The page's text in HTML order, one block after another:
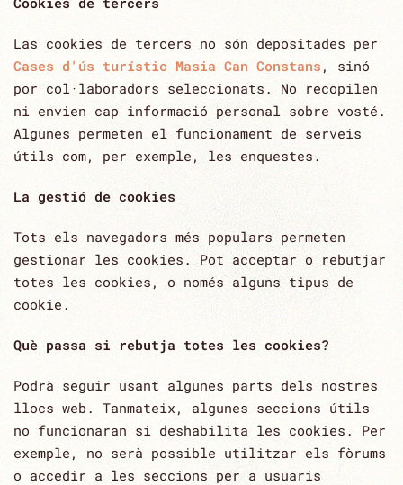
Las cookies de tercers no són depositades per
Cases d'ús turístic Masia Can Constans , sinó
por col·laboradors seleccionats. No recopilen
ni envien cap informació personal sobre vosté.
Algunes permeten el funcionament de serveis
útils com, per exemple, les enquestes.
La gestió de cookies
Tots els navegadors més populars permeten
gestionar les cookies. Pot acceptar o rebutjar
totes les cookies, o només alguns tipus de
cookie.
Què passa si rebutja totes les cookies?
Podrà seguir usant algunes parts dels nostres
llocs web. Tanmateix, algunes seccions útils
no funcionaran si deshabilita les cookies. Per
exemple, no serà possible utilitzar els fòrums
o accedir a les seccions per a usuaris